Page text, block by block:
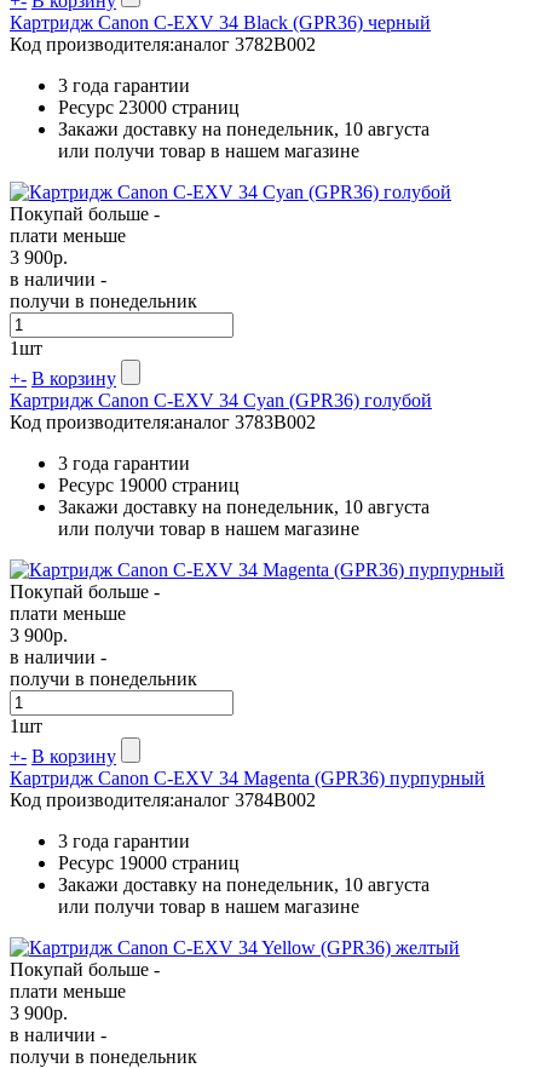
Картридж Canon C-EXV 34 Black (GPR36) черный
Код производителя:аналог 3782B002
3 года гарантии
Ресурс 23000 страниц
Закажи доставку на понедельник, 10 августа
или получи товар в нашем магазине
Покупай больше -
плати меньше
3 900р.
в наличии -
получи в понедельник
1шт
+- В корзину
Картридж Canon C-EXV 34 Cyan (GPR36) голубой
Код производителя:аналог 3783B002
3 года гарантии
Ресурс 19000 страниц
Закажи доставку на понедельник, 10 августа
или получи товар в нашем магазине
Покупай больше -
плати меньше
3 900р.
в наличии -
получи в понедельник
1шт
+- В корзину
Картридж Canon C-EXV 34 Magenta (GPR36) пурпурный
Код производителя:аналог 3784B002
3 года гарантии
Ресурс 19000 страниц
Закажи доставку на понедельник, 10 августа
или получи товар в нашем магазине
Покупай больше -
плати меньше
3 900р.
в наличии -
получи в понедельник